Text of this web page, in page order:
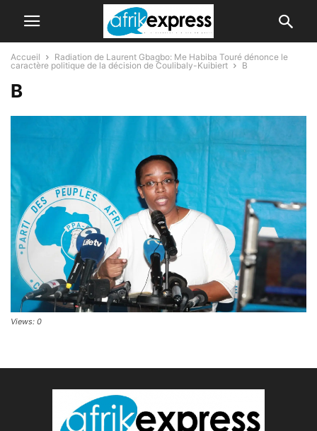
Accueil
Radiation de Laurent Gbagbo: Me Habiba Touré dénonce le
caractère politique de la décision de Coulibaly-Kuibiert
B
B
Views: 0